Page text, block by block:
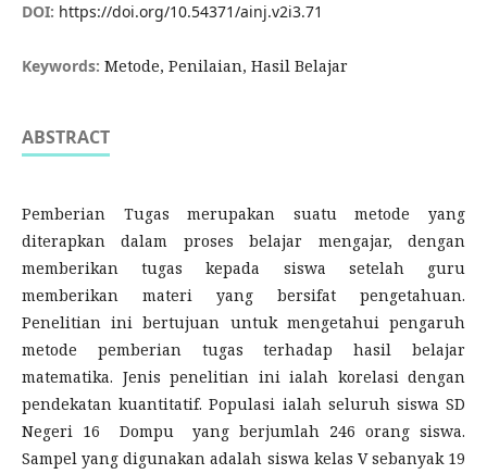
DOI: https://doi.org/10.54371/ainj.v2i3.71
Keywords: Metode, Penilaian, Hasil Belajar
ABSTRACT
Pemberian Tugas merupakan suatu metode yang
diterapkan dalam proses belajar mengajar, dengan
memberikan tugas kepada siswa setelah guru
memberikan materi yang bersifat pengetahuan.
Penelitian ini bertujuan untuk mengetahui pengaruh
metode pemberian tugas terhadap hasil belajar
matematika. Jenis penelitian ini ialah korelasi dengan
pendekatan kuantitatif. Populasi ialah seluruh siswa SD
Negeri 16 Dompu yang berjumlah 246 orang siswa.
Sampel yang digunakan adalah siswa kelas V sebanyak 19